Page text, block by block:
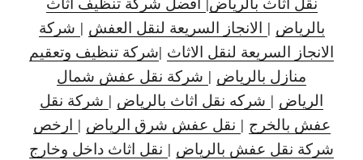
بالرياض | الانجاز السريعة لنقل العفش | شركة
الانجاز السريعة لنقل الاثاث |شركة تنظيف وتعقيم
منازل بالرياض | شركة نقل عفش شمال
الرياض | شركه نقل اثاث بالرياض | شركة نقل
عفش بالخرج | نقل عفش شرق الرياض | ارخص
شركة نقل عفش بالرياض | نقل اثاث داخل وخارج